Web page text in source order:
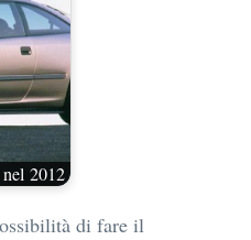
2012
di fare il